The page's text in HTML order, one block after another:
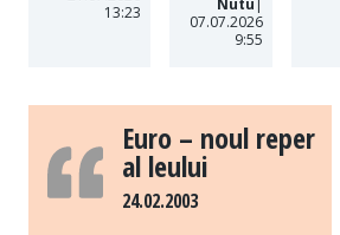
13:23
Nutu |
07.07.2026
9:55
Euro – noul reper
al leului
24.02.2003